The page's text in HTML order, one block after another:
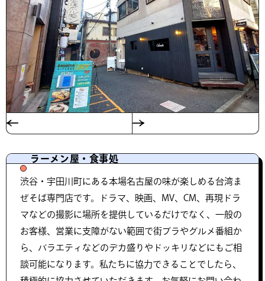
ラーメン屋・食事処
渋谷・宇田川町にある本場名古屋の味が楽しめる台湾ま
ぜそば専門店です。ドラマ、映画、MV、CM、再現ドラ
マなどの撮影に場所を提供しているだけでなく、一般の
お客様、営業に支障がない範囲で街ブラやグルメ番組か
ら、バラエティなどのデカ盛りやドッキリなどにもご相
談可能になります。私たちに協力できることでしたら、